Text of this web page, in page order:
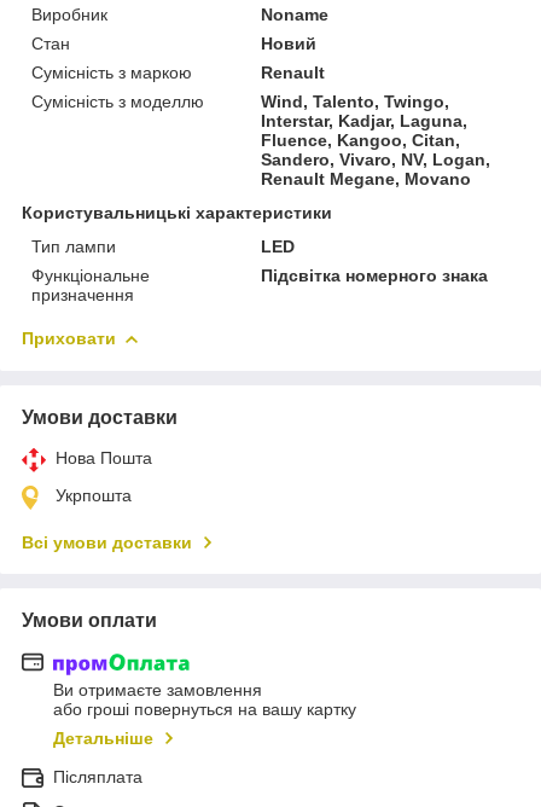
Виробник
Noname
Стан
Новий
Сумісність з маркою
Renault
Сумісність з моделлю
Wind, Talento, Twingo,
Interstar, Kadjar, Laguna,
Fluence, Kangoo, Citan,
Sandero, Vivaro, NV, Logan,
Renault Megane, Movano
Користувальницькі характеристики
Тип лампи
LED
Функціональне
призначення
Підсвітка номерного знака
Приховати
Умови доставки
Нова Пошта
Укрпошта
Всі умови доставки
Умови оплати
Ви отримаєте замовлення
або гроші повернуться на вашу картку
Детальніше
Післяплата